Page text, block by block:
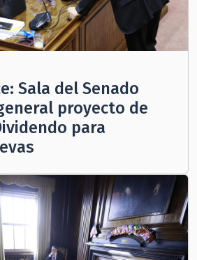
Sala del Senado
proyecto de
para